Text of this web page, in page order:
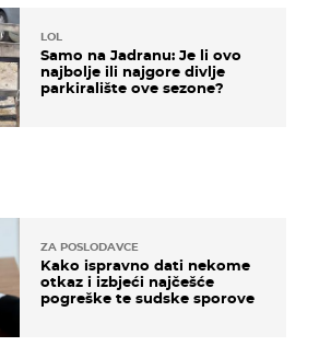
LOL
Samo na Jadranu: Je li ovo
najbolje ili najgore divlje
parkiralište ove sezone?
ZA POSLODAVCE
Kako ispravno dati nekome
otkaz i izbjeći najčešće
pogreške te sudske sporove